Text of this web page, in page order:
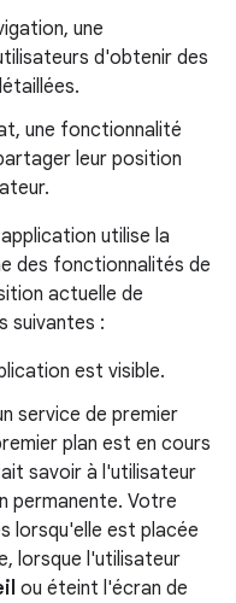
une
d'obtenir des
une fonctionnalité
leur position
utilise la
des fonctionnalités de
actuelle de
suivantes :
est visible.
service de premier
plan est en cours
savoir à l'utilisateur
permanente. Votre
lorsqu'elle est placée
lorsque l'utilisateur
ou éteint l'écran de